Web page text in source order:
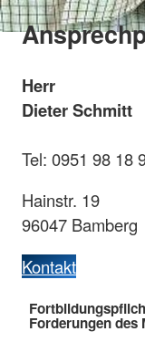
Herr
Dieter Schmitt
Tel: 0951 98 18
Hainstr. 19
96047 Bamberg
Kontakt
Forderungen des